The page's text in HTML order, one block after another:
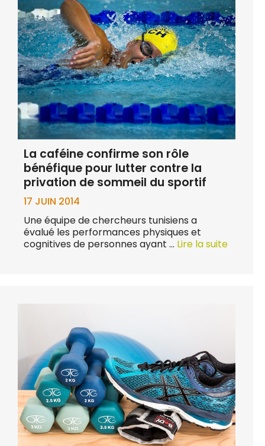
La caféine confirme son rôle
bénéfique pour lutter contre la
privation de sommeil du sportif
17 JUIN 2014
Une équipe de chercheurs tunisiens a
évalué les performances physiques et
cognitives de personnes ayant … Lire la suite